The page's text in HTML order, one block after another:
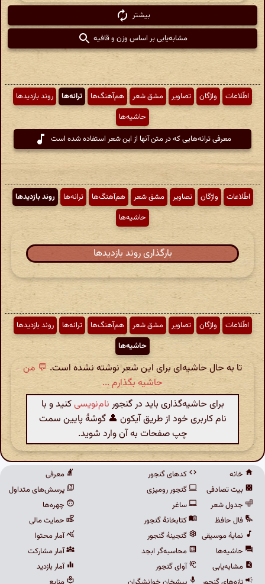
بیشتر
مشابه‌یابی بر اساس وزن و قافیه
اطّلاعات واژگان تصاویر مشق شعر هم‌آهنگ‌ها ترانه‌ها
روند بازدیدها
حاشیه‌ها
معرفی ترانه‌هایی که در متن آنها از این شعر استفاده شده است
اطّلاعات واژگان تصاویر مشق شعر هم‌آهنگ‌ها ترانه‌ها
روند بازدیدها
حاشیه‌ها
بارگذاری روند بازدیدها
اطّلاعات واژگان تصاویر مشق شعر هم‌آهنگ‌ها ترانه‌ها
روند بازدیدها
حاشیه‌ها
تا به حال حاشیه‌ای برای این شعر نوشته نشده است. 💬 من
حاشیه بگذارم ...
برای حاشیه‌گذاری باید در گنجور نام‌نویسیکنید و با
نام کاربری خود از طریق آیکون 👤 گوشهٔ پایین سمت
چپ صفحات به آن وارد شوید.
خانه
بیت تصادفی
جدول شعر
فال حافظ
نمایهٔ موسیقی
حاشیه‌ها
مشابه‌یابی
کدهای گنجور
گنجور رومیزی
ساغر
کتابخانهٔ گنجور
گنجینهٔ گنجور
محاسبه‌گر ابجد
آوای گنجور
معرفی
پرسش‌های متداول
چهره‌ها
حمایت مالی
آمار محتوا
آمار مشارکت
آمار بازدید